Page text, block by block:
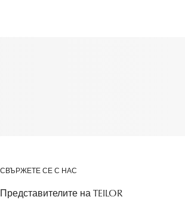
СВЪРЖЕТЕ СЕ С НАС
Представителите на TEILOR